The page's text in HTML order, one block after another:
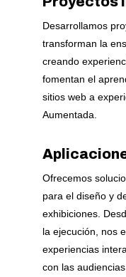
Desarrollamos
transforman la
creando
fomentan el
sitios web a
Aumentada.
Ofrecemos
para el diseño y
exhibiciones.
la ejecución, nos
experiencias
con las audiencias